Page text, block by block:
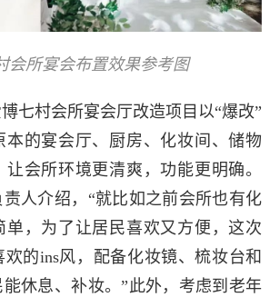
会所宴会布置效果参考图
七村会所宴会厅改造项目以“爆改”
本的宴会厅、厨房、化妆间、储物
会所环境更清爽，功能更明确。
人介绍，“就比如之前会所也有化
单，为了让居民喜欢又方便，这次
的ins风，配备化妆镜、梳妆台和
休息、补妆。”此外，考虑到老年